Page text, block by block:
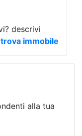
descrivi
immobile
alla tua